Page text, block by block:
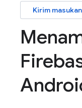
Kirim masukan